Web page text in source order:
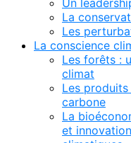
Un
La
Les
La conscience
Les forêts :
climat
Les
carbone
La
et